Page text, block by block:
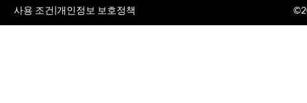
사용 조건|개인정보 보호정책